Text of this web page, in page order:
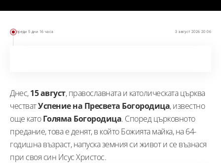
преди 5 дни 16 часа 3 август 2026 20:06
Днес,15 август, православната и католическата църква
честватУспение на Пресвета Богородица, известно
още катоГоляма Богородица. Според църковното
предание, това е денят, в който Божията майка, на 64-
годишна възраст, напуска земния си живот и се възнася
при своя син Исус Христос.